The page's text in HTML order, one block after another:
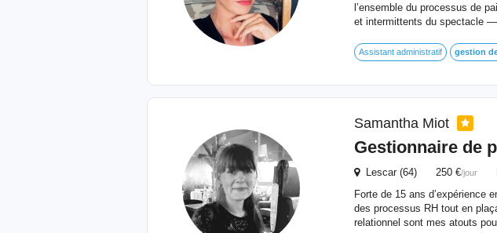
l’ensemble du processus de
et intermittents du spectacle
Assistant administratif gestion
Samantha Miot
Gestionnaire de
Lescar (64) 250 €/jour
Forte de 15 ans d’expérience
des processus RH tout en
relationnel sont mes atouts